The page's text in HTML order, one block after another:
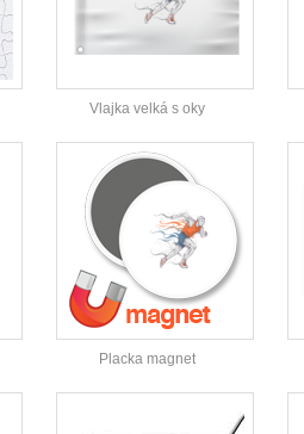
Vlajka velká s oky
Placka magnet